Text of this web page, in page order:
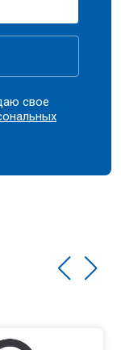
свое